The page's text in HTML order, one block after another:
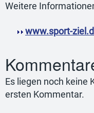
Weitere
www.sport-
Es liegen noch keine
ersten Kommentar.